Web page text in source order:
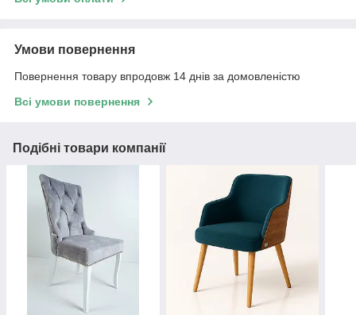
Умови повернення
Повернення товару впродовж 14 днів за домовленістю
Всі умови повернення
Подібні товари компанії